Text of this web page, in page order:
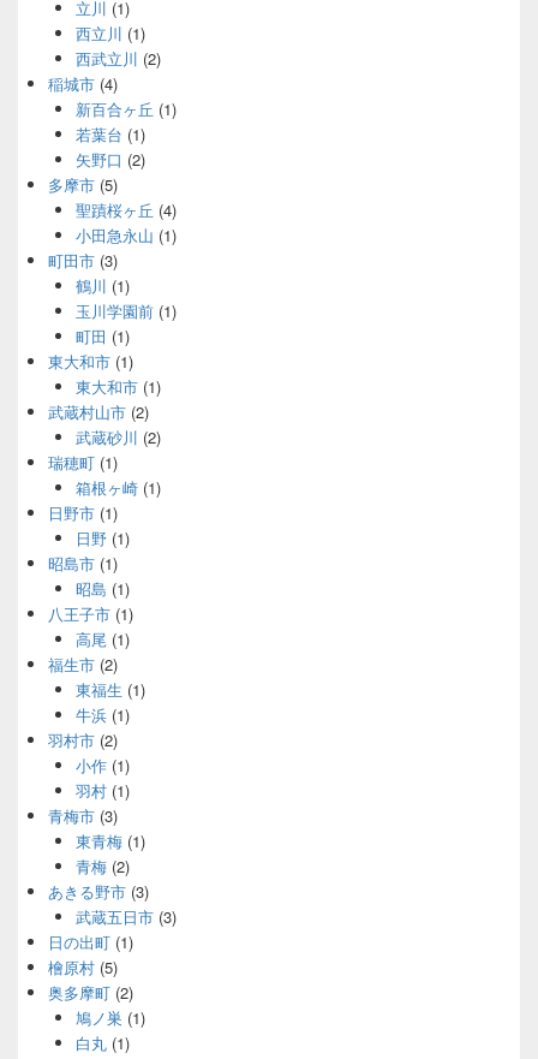
立川 (1)
西立川 (1)
西武立川 (2)
稲城市 (4)
新百合ヶ丘 (1)
若葉台 (1)
矢野口 (2)
多摩市 (5)
聖蹟桜ヶ丘 (4)
小田急永山 (1)
町田市 (3)
鶴川 (1)
玉川学園前(1)
町田 (1)
東大和市 (1)
東大和市(1)
武蔵村山市 (2)
武蔵砂川 (2)
瑞穂町 (1)
箱根ヶ崎(1)
日野市 (1)
日野(1)
昭島市 (1)
昭島 (1)
八王子市 (1)
高尾 (1)
福生市 (2)
東福生 (1)
牛浜(1)
羽村市 (2)
小作(1)
羽村(1)
青梅市 (3)
東青梅(1)
青梅(2)
あきる野市 (3)
武蔵五日市(3)
日の出町 (1)
檜原村 (5)
奥多摩町 (2)
鳩ノ巣 (1)
白丸(1)